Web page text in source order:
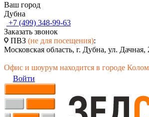
Ваш город
Дубна
+7 (499) 348-99-63
Заказать звонок
ПВЗ (не для посещения):
Московская область, г. Дубна, ул. Дачная,
Офис и шоурум находится в городе
Войти